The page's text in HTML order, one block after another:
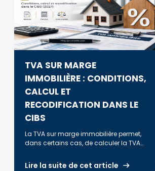
TVA SUR MARGE
IMMOBILIÈRE : CONDITIONS,
CALCUL ET
RECODIFICATION DANS LE
CIBS
La TVA sur marge immobilière permet,
dans certains cas, de calculer la TVA
de la revente d'un bien. Découvrez les
Lire la suite de cet article